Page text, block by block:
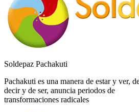
Soldepaz Pachakuti
Pachakuti es una manera de estar y ver,
decir y de ser, anuncia periodos de
transformaciones radicales